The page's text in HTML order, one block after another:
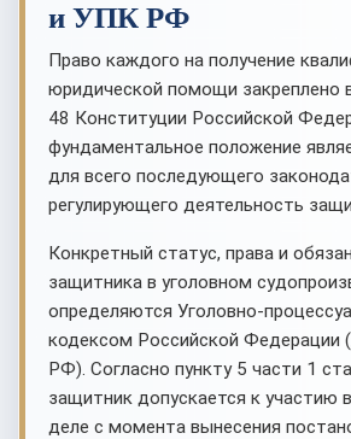
и УПК РФ
Право каждого на получение
юридической помощи закреплено
48 Конституции Российской
фундаментальное положение
для всего последующего
регулирующего деятельность
Конкретный статус, права и
защитника в уголовном
определяются Уголовно-
кодексом Российской
РФ). Согласно пункту 5 части 1
защитник допускается к участию
деле с момента вынесения